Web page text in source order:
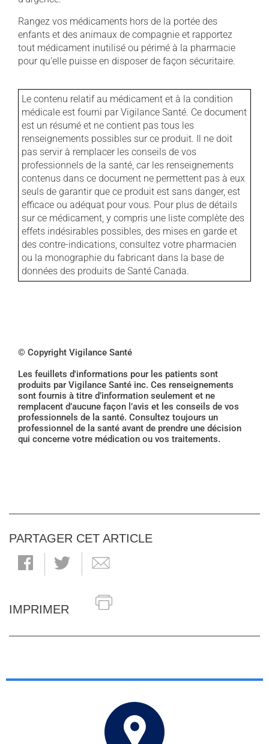
Rangez vos médicaments hors de la portée des
enfants et des animaux de compagnie et rapportez
tout médicament inutilisé ou périmé à la pharmacie
pour qu'elle puisse en disposer de façon sécuritaire.
Le contenu relatif au médicament et à la condition
médicale est fourni par Vigilance Santé. Ce document
est un résumé et ne contient pas tous les
renseignements possibles sur ce produit. Il ne doit
pas servir à remplacer les conseils de vos
professionnels de la santé, car les renseignements
contenus dans ce document ne permettent pas à eux
seuls de garantir que ce produit est sans danger, est
efficace ou adéquat pour vous. Pour plus de détails
sur ce médicament, y compris une liste complète des
effets indésirables possibles, des mises en garde et
des contre-indications, consultez votre pharmacien
ou la monographie du fabricant dans la base de
données des produits de Santé Canada.
© Copyright Vigilance Santé
Les feuillets d'informations pour les patients sont
produits par Vigilance Santé inc. Ces renseignements
sont fournis à titre d’information seulement et ne
remplacent d’aucune façon l’avis et les conseils de vos
professionnels de la santé. Consultez toujours un
professionnel de la santé avant de prendre une décision
qui concerne votre médication ou vos traitements.
PARTAGER CET ARTICLE
IMPRIMER